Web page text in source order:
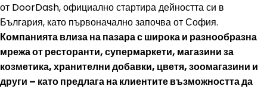
от DoorDash, официално стартира дейността си в
България, като първоначално започва от София.
Компанията влиза на пазара с широка и разнообразна
мрежа от ресторанти, супермаркети, магазини за
козметика, хранителни добавки, цветя, зоомагазини и
други – като предлага на клиентите възможността да